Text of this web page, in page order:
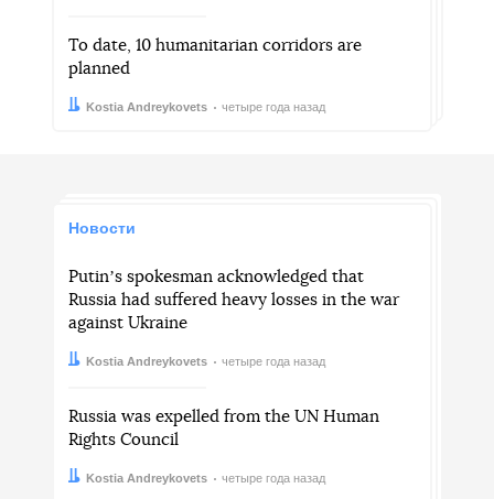
To date, 10 humanitarian corridors are
planned
Автор:
Kostia Andreykovets
Дата: четыре года назад
Новости
Putinʼs spokesman acknowledged that
Russia had suffered heavy losses in the war
against Ukraine
Автор:
Kostia Andreykovets
Дата: четыре года назад
Russia was expelled from the UN Human
Rights Council
Автор:
Kostia Andreykovets
Дата: четыре года назад